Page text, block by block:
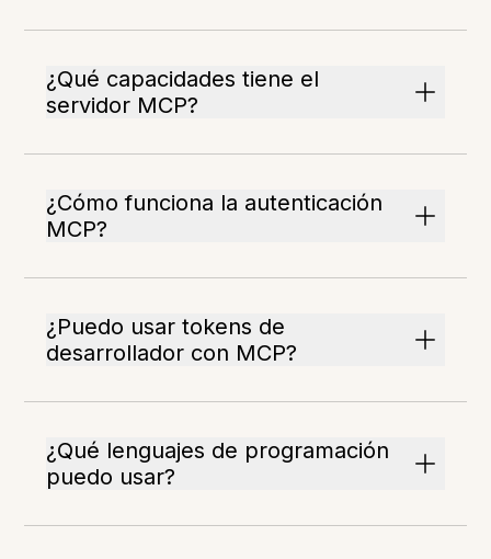
¿Qué capacidades tiene el
servidor MCP?
¿Cómo funciona la autenticación
MCP?
¿Puedo usar tokens de
desarrollador con MCP?
¿Qué lenguajes de programación
puedo usar?